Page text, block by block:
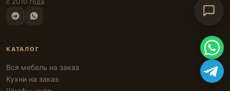
КАТАЛОГ
Вся мебель на заказ
Кухни на заказ